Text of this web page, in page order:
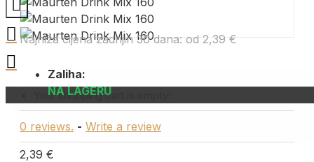
Your shopping cart is empty!
Najniža cijena zadnjih 30 dana: od 2,39 €
Zaliha:
NA LAGERU
0 reviews. - Write a review
2,39 €